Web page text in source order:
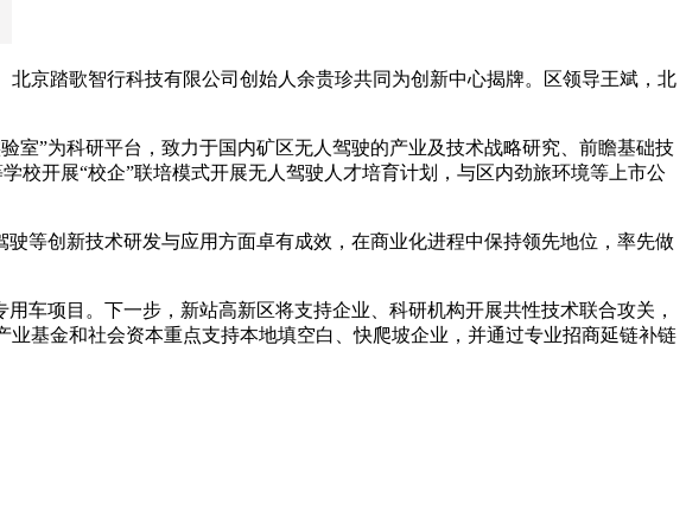
京踏歌智行科技有限公司创始人余贵珍共同为创新中心揭牌。区领导王斌，北
室”为科研平台，致力于国内矿区无人驾驶的产业及技术战略研究、前瞻基础技
校开展“校企”联培模式开展无人驾驶人才培育计划，与区内劲旅环境等上市公
驶等创新技术研发与应用方面卓有成效，在商业化进程中保持领先地位，率先做
车项目。下一步，新站高新区将支持企业、科研机构开展共性技术联合攻关，
基金和社会资本重点支持本地填空白、快爬坡企业，并通过专业招商延链补链